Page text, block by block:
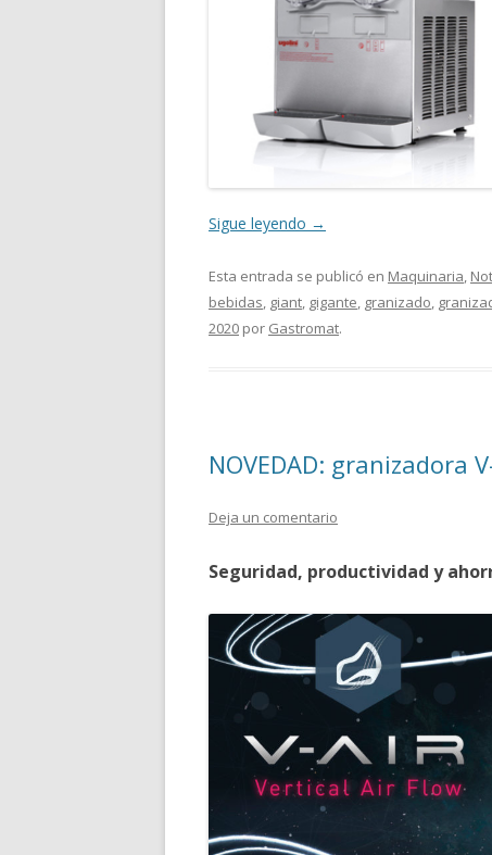
Sigue leyendo →
Esta entrada se publicó en Maquinaria,
bebidas, giant, gigante, granizado,
2020 por Gastromat.
NOVEDAD: granizadora
Deja un comentario
Seguridad, productividad y